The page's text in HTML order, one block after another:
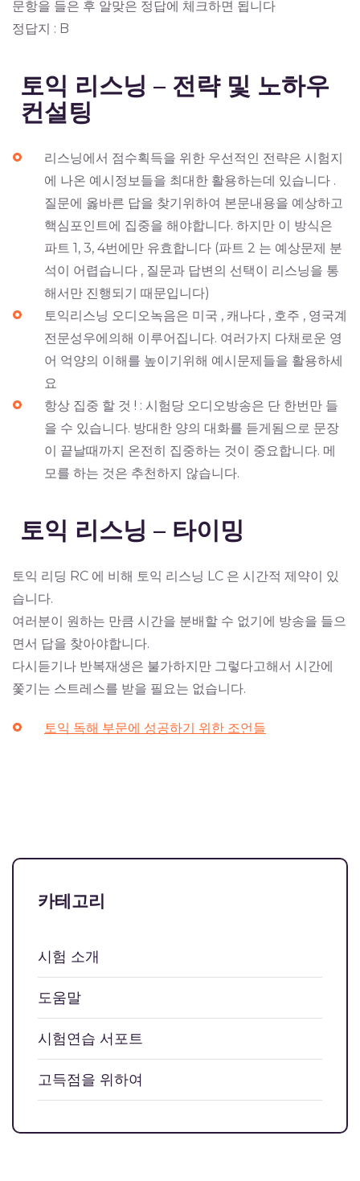
문항을 들은 후 알맞은 정답에 체크하면 됩니다
정답지 : B
토익 리스닝 – 전략 및 노하우
컨설팅
리스닝에서 점수획득을 위한 우선적인 전략은 시험지
에 나온 예시정보들을 최대한 활용하는데 있습니다 .
질문에 옳바른 답을 찾기위하여 본문내용을 예상하고
핵심포인트에 집중을 해야합니다. 하지만 이 방식은
파트 1, 3, 4번에만 유효합니다 (파트 2 는 예상문제 분
석이 어렵습니다 , 질문과 답변의 선택이 리스닝을 통
해서만 진행되기 때문입니다)
토익리스닝 오디오녹음은 미국 , 캐나다 , 호주 , 영국계
전문성우에의해 이루어집니다. 여러가지 다채로운 영
어 억양의 이해를 높이기위해 예시문제들을 활용하세
요
항상 집중 할 것 ! : 시험당 오디오방송은 단 한번만 들
을 수 있습니다. 방대한 양의 대화를 듣게됨으로 문장
이 끝날때까지 온전히 집중하는 것이 중요합니다. 메
모를 하는 것은 추천하지 않습니다.
토익 리스닝 – 타이밍
토익 리딩 RC 에 비해 토익 리스닝 LC 은 시간적 제약이 있
습니다.
여러분이 원하는 만큼 시간을 분배할 수 없기에 방송을 들으
면서 답을 찾아야합니다.
다시듣기나 반복재생은 불가하지만 그렇다고해서 시간에
쫓기는 스트레스를 받을 필요는 없습니다.
토익 독해 부문에 성공하기 위한 조언들
카테고리
시험 소개
도움말
시험연습 서포트
고득점을 위하여